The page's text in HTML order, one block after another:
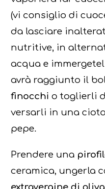
(vi consiglio di
da lasciare
nutritive, in
acqua e
avrà raggiunto il
finocchi o toglierli
versarli in una
pepe.
Prendere una
ceramica, ungerla
extravergine di oliva